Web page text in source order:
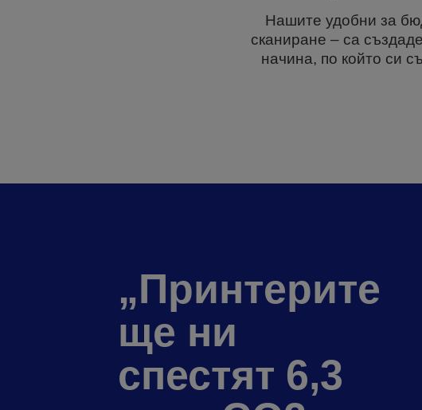
Нашите удобни за
сканиране – са
начина, по който си
„Принтерите
ще ни
спестят 6,3